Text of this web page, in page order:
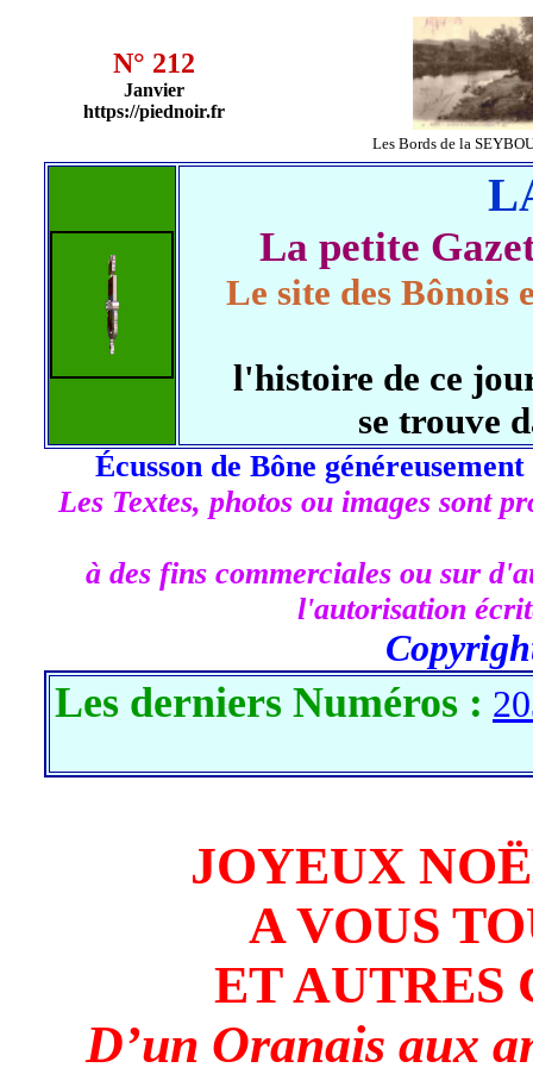
N° 212
Janvier
https://piednoir.fr
Les Bords de la
La petite
Le site des Bônois
l'histoire de ce
se trouve
Écusson de Bône
Les Textes, photos ou images sont
à des fins commerciales ou sur
l'autorisation
Les derniers Numéros :
JOYEUX
A VOUS
ET AUTRES
D’un Oranais aux